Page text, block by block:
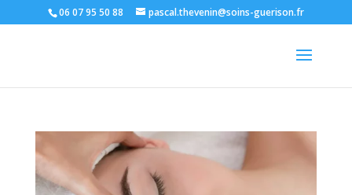
06 07 95 50 88 pascal.thevenin@soins-guerison.fr